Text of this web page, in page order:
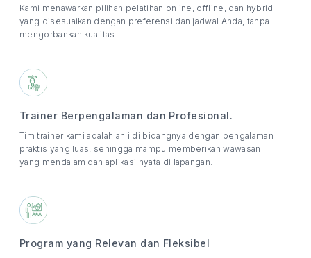
Kami menawarkan pilihan pelatihan online, offline, dan hybrid
yang disesuaikan dengan preferensi dan jadwal Anda, tanpa
mengorbankan kualitas.
Trainer Berpengalaman dan Profesional.
Tim trainer kami adalah ahli di bidangnya dengan pengalaman
praktis yang luas, sehingga mampu memberikan wawasan
yang mendalam dan aplikasi nyata di lapangan.
Program yang Relevan dan Fleksibel